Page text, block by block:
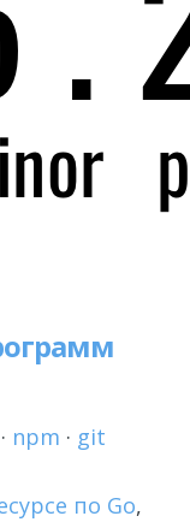
· npm · git
по Go,